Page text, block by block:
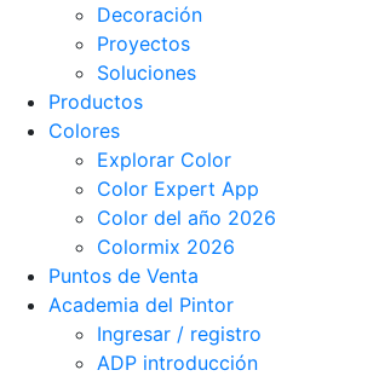
Decoración
Proyectos
Soluciones
Productos
Colores
Explorar Color
Color Expert App
Color del año 2026
Colormix 2026
Puntos de Venta
Academia del Pintor
Ingresar / registro
ADP introducción